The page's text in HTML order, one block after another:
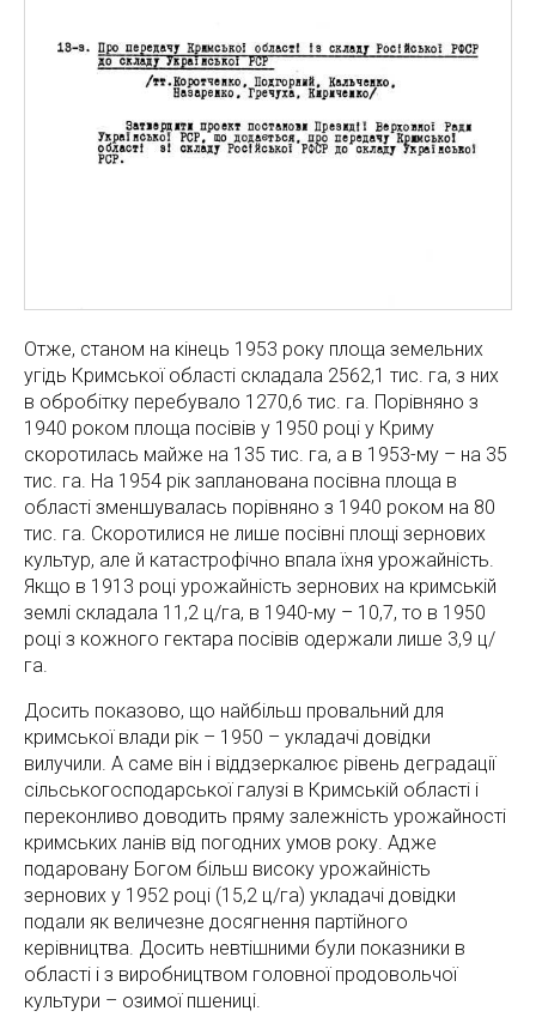
Отже, станом на кінець 1953 року площа земельних
угідь Кримської області складала 2562,1 тис. га, з них
в обробітку перебувало 1270,6 тис. га. Порівняно з
1940 роком площа посівів у 1950 році у Криму
скоротилась майже на 135 тис. га, а в 1953-му – на 35
тис. га. На 1954 рік запланована посівна площа в
області зменшувалась порівняно з 1940 роком на 80
тис. га. Скоротилися не лише посівні площі зернових
культур, але й катастрофічно впала їхня урожайність.
Якщо в 1913 році урожайність зернових на кримській
землі складала 11,2 ц/га, в 1940-му – 10,7, то в 1950
році з кожного гектара посівів одержали лише 3,9 ц/
га.
Досить показово, що найбільш провальний для
кримської влади рік – 1950 – укладачі довідки
вилучили. А саме він і віддзеркалює рівень деградації
сільськогосподарської галузі в Кримській області і
переконливо доводить пряму залежність урожайності
кримських ланів від погодних умов року. Адже
подаровану Богом більш високу урожайність
зернових у 1952 році (15,2 ц/га) укладачі довідки
подали як величезне досягнення партійного
керівництва. Досить невтішними були показники в
області і з виробництвом головної продовольчої
культури – озимої пшениці.